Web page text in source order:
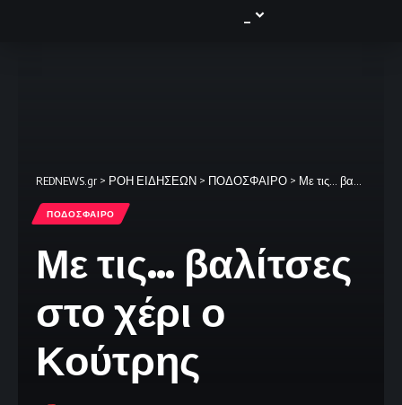
REDNEWS.gr > ΡΟΗ ΕΙΔΗΣΕΩΝ > ΠΟΔΟΣΦΑΙΡΟ > Με τις… βαλίτσες στο χέρι ο Κούτρης
ΠΟΔΟΣΦΑΙΡΟ
Με τις… βαλίτσες
στο χέρι ο
Κούτρης